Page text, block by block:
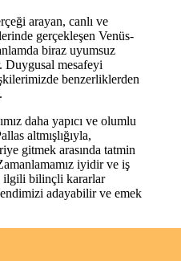
arayan, canlı ve
gerçekleşen Venüs-
biraz uyumsuz
Duygusal mesafeyi
benzerliklerden
daha yapıcı ve olumlu
altmışlığıyla,
gitmek arasında tatmin
iyidir ve iş
ilgili bilinçli kararlar
adayabilir ve emek